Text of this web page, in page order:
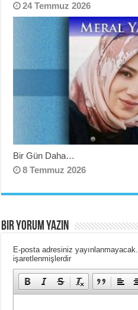
24 Temmuz 2026
Bir Gün Daha…
8 Temmuz 2026
BIR YORUM YAZIN
E-posta adresiniz yayınlanmayacak.
işaretlenmişlerdir